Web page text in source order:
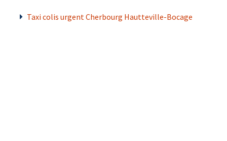
Taxi colis urgent Cherbourg Hautteville-Bocage